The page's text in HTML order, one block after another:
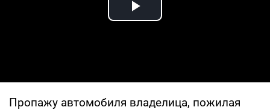
Play Video
Пропажу автомобиля владелица, пожилая